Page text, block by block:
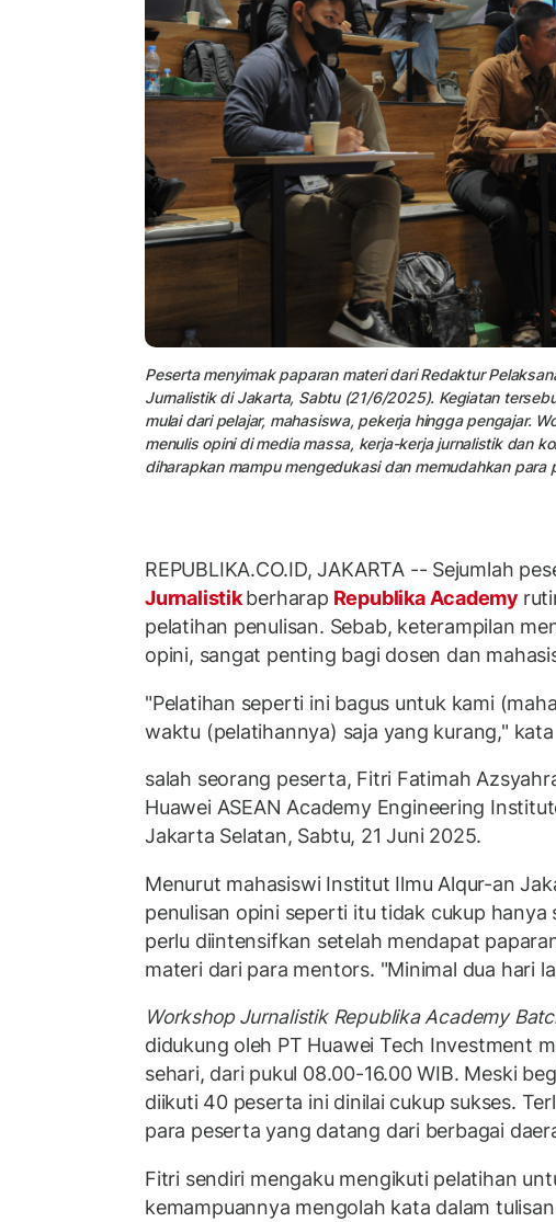
Peserta menyimak paparan materi dari Redaktur
Jurnalistik di Jakarta, Sabtu (21/6/2025). Kegiatan
mulai dari pelajar, mahasiswa, pekerja hingga pengajar.
menulis opini di media massa, kerja-kerja jurnalistik dan
diharapkan mampu mengedukasi dan memudahkan
REPUBLIKA.CO.ID, JAKARTA -- Sejumlah
Jurnalistikberharap Republika Academy
pelatihan penulisan. Sebab, keterampilan
opini, sangat penting bagi dosen dan
"Pelatihan seperti ini bagus untuk kami
waktu (pelatihannya) saja yang kurang," kata
salah seorang peserta, Fitri Fatimah
Huawei ASEAN Academy Engineering
Jakarta Selatan, Sabtu, 21 Juni 2025.
Menurut mahasiswi Institut Ilmu Alqur-an
penulisan opini seperti itu tidak cukup hanya
perlu diintensifkan setelah mendapat
materi dari para mentors. "Minimal dua hari
Workshop Jurnalistik Republika Academy
didukung oleh PT Huawei Tech Investment
sehari, dari pukul 08.00-16.00 WIB. Meski
diikuti 40 peserta ini dinilai cukup sukses.
para peserta yang datang dari berbagai
Fitri sendiri mengaku mengikuti pelatihan
kemampuannya mengolah kata dalam